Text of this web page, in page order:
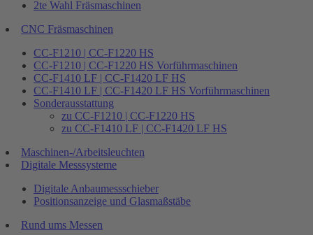
2te Wahl Fräsmaschinen
CNC Fräsmaschinen
CC-F1210 | CC-F1220 HS
CC-F1210 | CC-F1220 HS Vorführmaschinen
CC-F1410 LF | CC-F1420 LF HS
CC-F1410 LF | CC-F1420 LF HS Vorführmaschinen
Sonderausstattung
zu CC-F1210 | CC-F1220 HS
zu CC-F1410 LF | CC-F1420 LF HS
Maschinen-/Arbeitsleuchten
Digitale Messsysteme
Digitale Anbaumessschieber
Positionsanzeige und Glasmaßstäbe
Rund ums Messen